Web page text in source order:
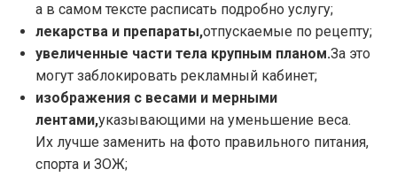
а в самом тексте расписать подробно услугу;
лекарства и препараты,отпускаемые по рецепту;
увеличенные части тела крупным планом.За это
могут заблокировать рекламный кабинет;
изображения с весами и мерными
лентами,указывающими на уменьшение веса.
Их лучше заменить на фото правильного питания,
спорта и ЗОЖ;